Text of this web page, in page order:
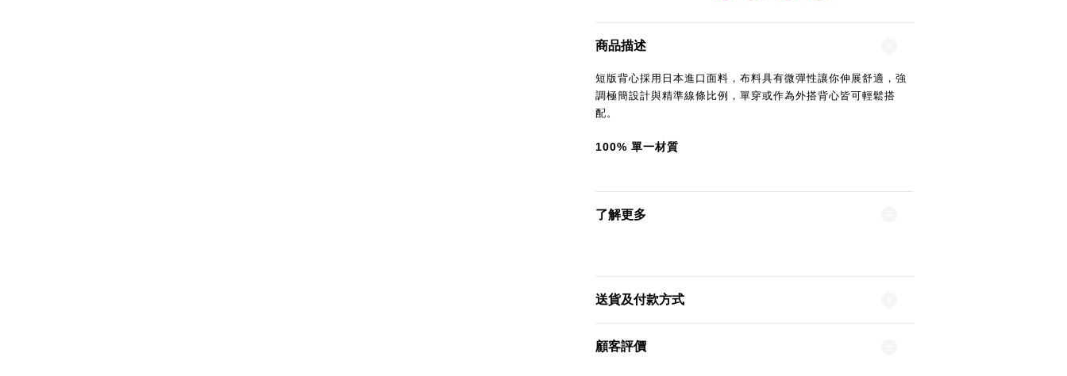
商品描述
短版背心採用日本進口面料，布料具有微彈性讓你伸展舒適，強
調極簡設計與精準線條比例，單穿或作為外搭背心皆可輕鬆搭
配。
100% 單一材質
了解更多
送貨及付款方式
顧客評價